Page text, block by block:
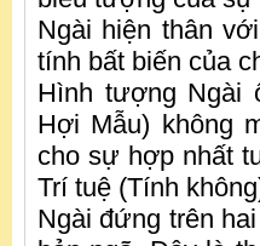
Ngài hiện thân
tính bất biến của
Hình tượng Ngài
Hợi Mẫu) không
cho sự hợp nhất
Trí tuệ (Tính
Ngài đứng trên